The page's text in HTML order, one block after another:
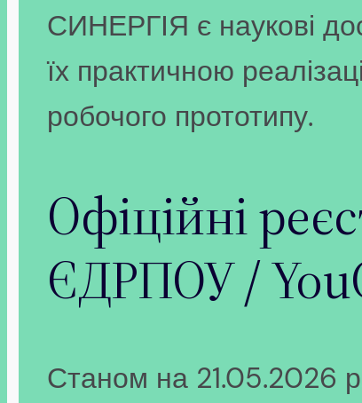
СИНЕРГІЯ є наукові
їх практичною
робочого прототипу.
Офіційні
ЄДРПОУ /
Станом на 21.05.2026